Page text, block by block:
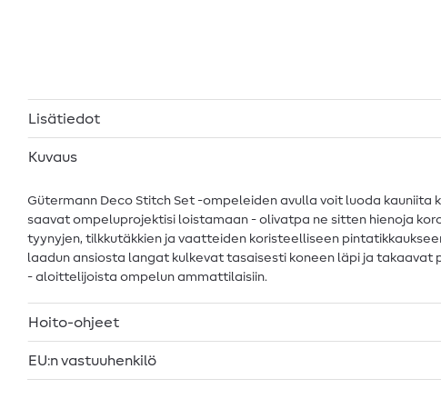
Lisätiedot
Kuvaus
Gütermann Deco Stitch Set -ompeleiden avulla voit luoda
saavat ompeluprojektisi loistamaan - olivatpa ne sitten hienoja
tyynyjen, tilkkutäkkien ja vaatteiden koristeelliseen
laadun ansiosta langat kulkevat tasaisesti koneen läpi ja
- aloittelijoista ompelun ammattilaisiin.
Hoito-ohjeet
EU:n vastuuhenkilö